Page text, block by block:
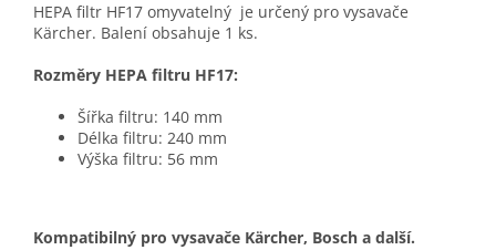
HEPA filtr HF17 omyvatelný je určený pro vysavače
Kärcher. Balení obsahuje 1 ks.
Rozměry HEPA filtru HF17:
Šířka filtru: 140 mm
Délka filtru: 240 mm
Výška filtru: 56 mm
Kompatibilný pro vysavače Kärcher, Bosch a další.